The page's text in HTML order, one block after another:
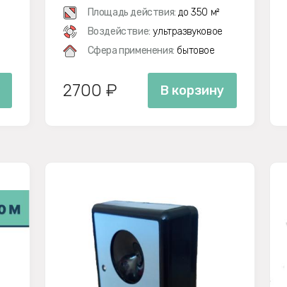
Площадь действия: до 350 м²
Воздействие: ультразвуковое
Сфера применения: бытовое
2700 ₽ В корзину